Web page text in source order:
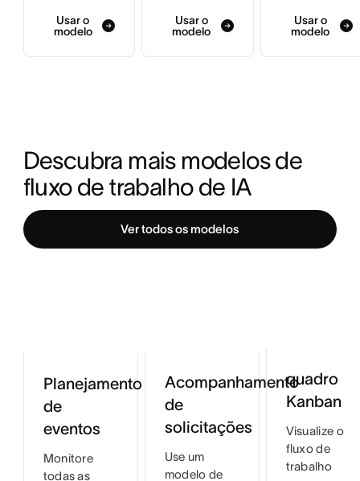
Usar o
modelo
Usar o
modelo
Usar o
modelo
Descubra mais modelos de
fluxo de trabalho de IA
Ver todos os modelos
Planejamento
de
eventos
Monitore
todas as
Acompanhamento
de
solicitações
Use um
modelo de
quadro
Kanban
Visualize o
fluxo de
trabalho